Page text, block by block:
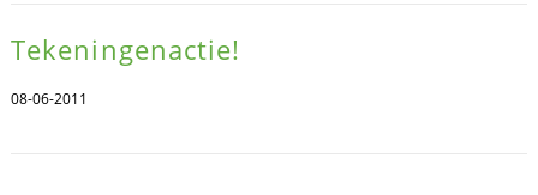
Tekeningenactie!
08-06-2011